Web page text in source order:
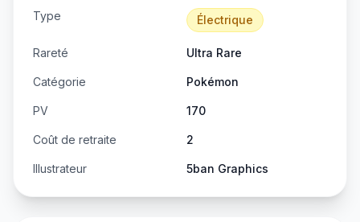
Type Électrique
Rareté Ultra Rare
Catégorie Pokémon
PV 170
Coût de retraite 2
Illustrateur 5ban Graphics